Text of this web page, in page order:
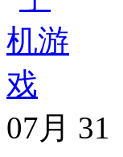
07月 31